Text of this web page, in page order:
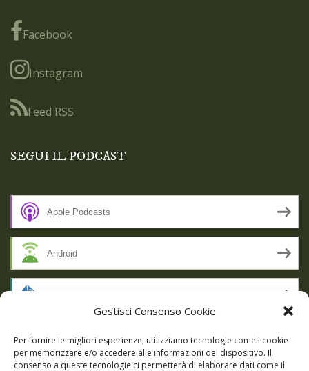
Gestisci Consenso Cookie
Per fornire le migliori esperienze, utilizziamo tecnologie come i cookie
per memorizzare e/o accedere alle informazioni del dispositivo. Il
consenso a queste tecnologie ci permetterà di elaborare dati come il
Facebook
Instagram
Feed RSS
SEGUI IL PODCAST
Apple Podcasts
Android
RSS